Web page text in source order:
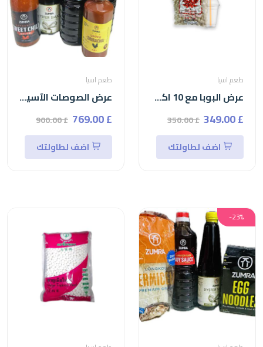
طعم اسيا
عرض البوبا مع 10 اكواب بلاستيكية مع 50شفاط
£ 349.00
£ 350.00
اضف لطاولتك
طعم اسيا
عرض الصوصات الآسيوية
£ 769.00
£ 900.00
اضف لطاولتك
-23%